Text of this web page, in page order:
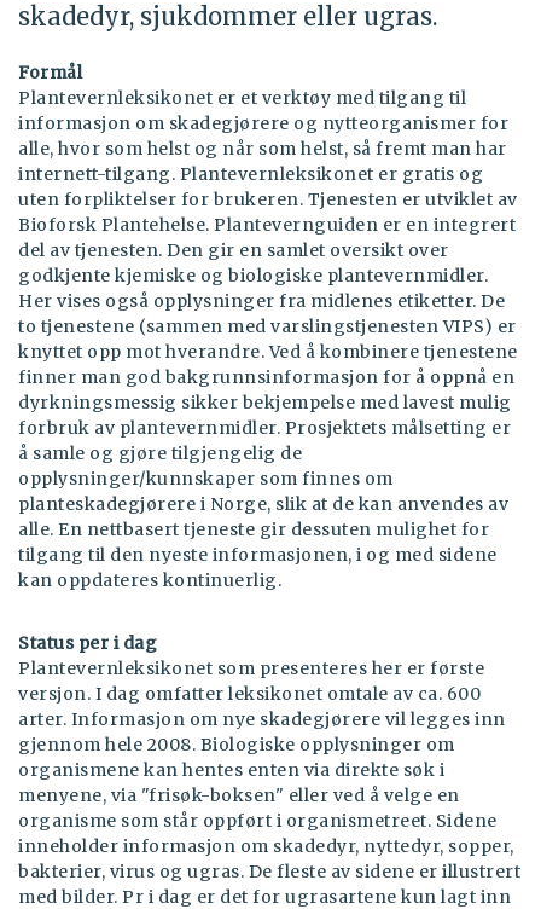
skadedyr, sjukdommer eller ugras.
Formål
Plantevernleksikonet er et verktøy med tilgang til
informasjon om skadegjørere og nytteorganismer for
alle, hvor som helst og når som helst, så fremt man har
internett-tilgang. Plantevernleksikonet er gratis og
uten forpliktelser for brukeren. Tjenesten er utviklet av
Bioforsk Plantehelse. Plantevernguiden er en integrert
del av tjenesten. Den gir en samlet oversikt over
godkjente kjemiske og biologiske plantevernmidler.
Her vises også opplysninger fra midlenes etiketter. De
to tjenestene (sammen med varslingstjenesten VIPS) er
knyttet opp mot hverandre. Ved å kombinere tjenestene
finner man god bakgrunnsinformasjon for å oppnå en
dyrkningsmessig sikker bekjempelse med lavest mulig
forbruk av plantevernmidler. Prosjektets målsetting er
å samle og gjøre tilgjengelig de
opplysninger/kunnskaper som finnes om
planteskadegjørere i Norge, slik at de kan anvendes av
alle. En nettbasert tjeneste gir dessuten mulighet for
tilgang til den nyeste informasjonen, i og med sidene
kan oppdateres kontinuerlig.
Status per i dag
Plantevernleksikonet som presenteres her er første
versjon. I dag omfatter leksikonet omtale av ca. 600
arter. Informasjon om nye skadegjørere vil legges inn
gjennom hele 2008. Biologiske opplysninger om
organismene kan hentes enten via direkte søk i
menyene, via "frisøk-boksen" eller ved å velge en
organisme som står oppført i organismetreet. Sidene
inneholder informasjon om skadedyr, nyttedyr, sopper,
bakterier, virus og ugras. De fleste av sidene er illustrert
med bilder. Pr i dag er det for ugrasartene kun lagt inn